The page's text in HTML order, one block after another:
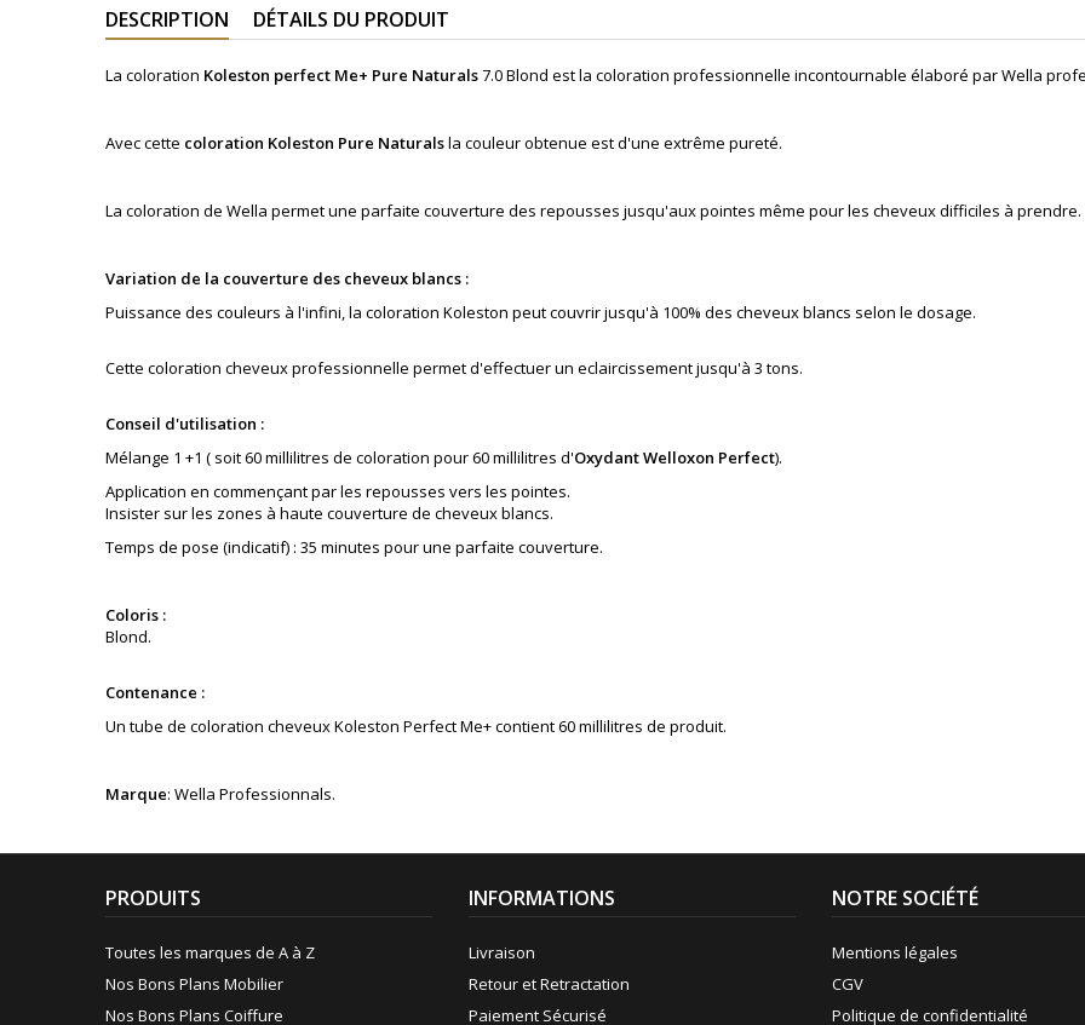
DESCRIPTION DÉTAILS DU PRODUIT
La coloration Koleston perfect Me+ Pure Naturals7.0 Blond est la coloration professionnelle incontournable élaboré par Wella
Avec cette coloration Koleston Pure Naturalsla couleur obtenue est d'une extrême pureté.
La coloration de Wella permet une parfaite couverture des repousses jusqu'aux pointes même pour les cheveux difficiles à prendre.
Variation de la couverture des cheveux blancs :
Puissance des couleurs à l'infini, la coloration Koleston peut couvrir jusqu'à 100% des cheveux blancs selon le dosage.
Cette coloration cheveux professionnelle permet d'effectuer un eclaircissement jusqu'à 3 tons.
Conseil d'utilisation :
Mélange 1 +1 ( soit 60 millilitres de coloration pour 60 millilitres d'Oxydant Welloxon Perfect).
Application en commençant par les repousses vers les pointes.
Insister sur les zones à haute couverture de cheveux blancs.
Temps de pose (indicatif) : 35 minutes pour une parfaite couverture.
Coloris :
Blond.
Contenance :
Un tube de coloration cheveux Koleston Perfect Me+ contient 60 millilitres de produit.
Marque: Wella Professionnals.
PRODUITS
Toutes les marques de A à Z
Nos Bons Plans Mobilier
Nos Bons Plans Coiffure
INFORMATIONS
Livraison
Retour et Retractation
Paiement Sécurisé
NOTRE SOCIÉTÉ
Mentions légales
CGV
Politique de confidentialité